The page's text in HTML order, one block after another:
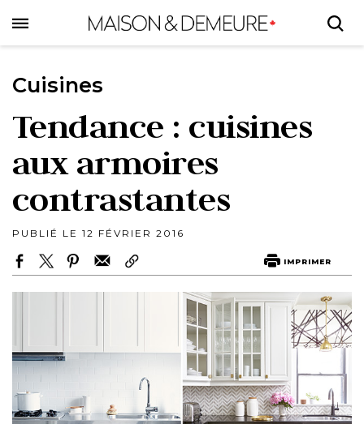
to
main
content
Cuisines
Tendance : cuisines
aux armoires
contrastantes
PUBLIÉ LE 12 FÉVRIER 2016
IMPRIMER